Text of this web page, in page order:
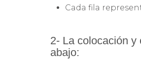
Cada fila
2- La colocación y
abajo: